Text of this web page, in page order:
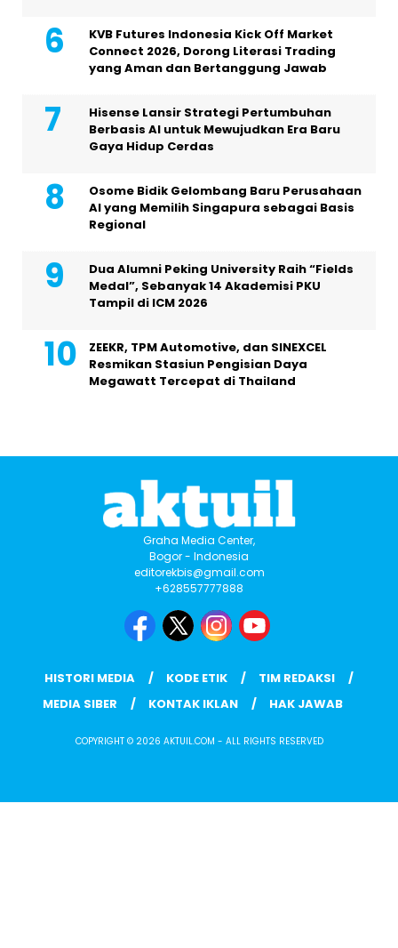
KVB Futures Indonesia Kick Off Market
Connect 2026, Dorong Literasi Trading
yang Aman dan Bertanggung Jawab
Hisense Lansir Strategi Pertumbuhan
Berbasis AI untuk Mewujudkan Era Baru
Gaya Hidup Cerdas
Osome Bidik Gelombang Baru Perusahaan
AI yang Memilih Singapura sebagai Basis
Regional
Dua Alumni Peking University Raih “Fields
Medal”, Sebanyak 14 Akademisi PKU
Tampil di ICM 2026
ZEEKR, TPM Automotive, dan SINEXCEL
Resmikan Stasiun Pengisian Daya
Megawatt Tercepat di Thailand
Graha Media Center,
Bogor - Indonesia
editorekbis@gmail.com
+628557777888
HISTORI MEDIA KODE ETIK
TIM REDAKSI
MEDIA SIBER
KONTAK IKLAN HAK JAWAB
COPYRIGHT © 2026 AKTUIL.COM - ALL RIGHTS RESERVED